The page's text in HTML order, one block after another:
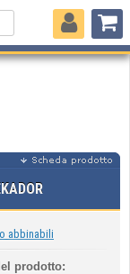
abbinabili
prodotto: